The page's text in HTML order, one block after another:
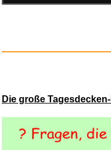
Die große